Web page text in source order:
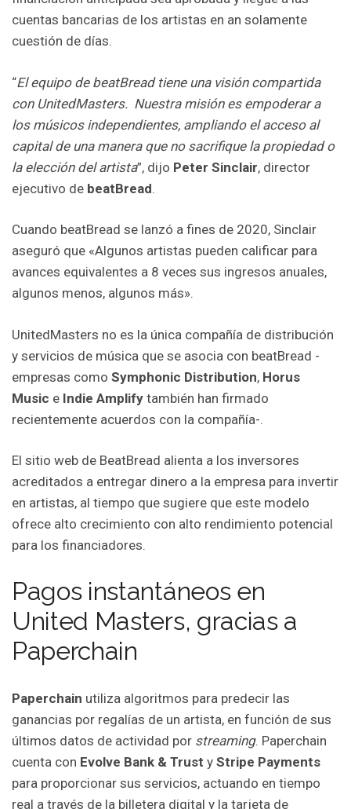
cuentas bancarias de los artistas en an solamente
cuestión de días.
“El equipo de beatBread tiene una visión compartida
con UnitedMasters. Nuestra misión es empoderar a
los músicos independientes, ampliando el acceso al
capital de una manera que no sacrifique la propiedad o
la elección del artista”, dijo Peter Sinclair, director
ejecutivo de beatBread.
Cuando beatBread se lanzó a fines de 2020, Sinclair
aseguró que «Algunos artistas pueden calificar para
avances equivalentes a 8 veces sus ingresos anuales,
algunos menos, algunos más».
UnitedMasters no es la única compañía de distribución
y servicios de música que se asocia con beatBread -
empresas como Symphonic Distribution, Horus
Music e Indie Amplify también han firmado
recientemente acuerdos con la compañía-.
El sitio web de BeatBread alienta a los inversores
acreditados a entregar dinero a la empresa para invertir
en artistas, al tiempo que sugiere que este modelo
ofrece alto crecimiento con alto rendimiento potencial
para los financiadores.
Pagos instantáneos en
United Masters, gracias a
Paperchain
Paperchain utiliza algoritmos para predecir las
ganancias por regalías de un artista, en función de sus
últimos datos de actividad por streaming. Paperchain
cuenta con Evolve Bank & Trust y Stripe Payments
para proporcionar sus servicios, actuando en tiempo
real a través de la billetera digital y la tarjeta de